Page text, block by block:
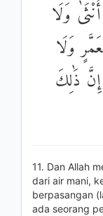
وَلَا
وَلَا
ذَٰلِكَ
11. Dan Allah
dari air mani,
berpasangan
ada seorang